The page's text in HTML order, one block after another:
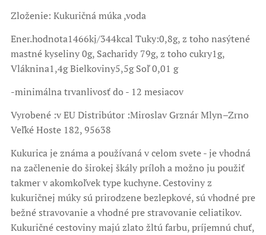
Zloženie: Kukuričná múka ,voda
Ener.hodnota1466kj/344kcal Tuky:0,8g, z toho nasýtené
mastné kyseliny 0g, Sacharidy 79g, z toho cukry1g,
Vláknina1,4g Bielkoviny5,5g Soľ 0,01 g
-minimálna trvanlivosť do - 12 mesiacov
Vyrobené :v EU Distribútor :Miroslav Grznár Mlyn–Zrno
Veľké Hoste 182, 95638
Kukurica je známa a používaná v celom svete - je vhodná
na začlenenie do širokej škály príloh a možno ju použiť
takmer v akomkoľvek type kuchyne. Cestoviny z
kukuričnej múky sú prirodzene bezlepkové, sú vhodné pre
bežné stravovanie a vhodné pre stravovanie celiatikov.
Kukuričné cestoviny majú zlato žltú farbu, príjemnú chuť,